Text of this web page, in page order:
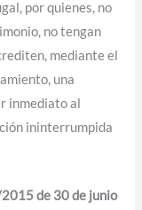
por quienes, no
no tengan
mediante el
una
inmediato al
ininterrumpida
de 30 de junio